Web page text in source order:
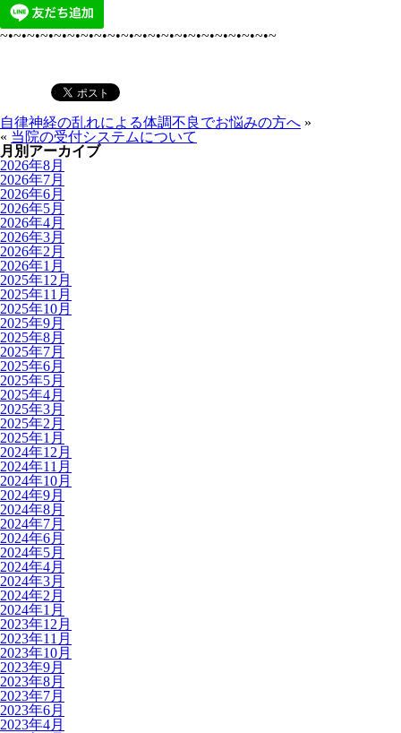
~•~•~•~•~•~•~•~•~•~•~•~•~•~•~•~•~•~•~•~•~
自律神経の乱れによる体調不良でお悩みの方へ »
« 当院の受付システムについて
月別アーカイブ
2026年8月
2026年7月
2026年6月
2026年5月
2026年4月
2026年3月
2026年2月
2026年1月
2025年12月
2025年11月
2025年10月
2025年9月
2025年8月
2025年7月
2025年6月
2025年5月
2025年4月
2025年3月
2025年2月
2025年1月
2024年12月
2024年11月
2024年10月
2024年9月
2024年8月
2024年7月
2024年6月
2024年5月
2024年4月
2024年3月
2024年2月
2024年1月
2023年12月
2023年11月
2023年10月
2023年9月
2023年8月
2023年7月
2023年6月
2023年4月